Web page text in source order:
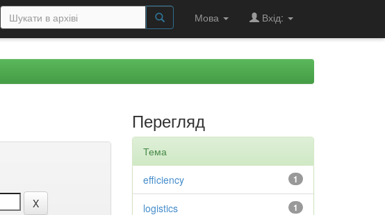
Мова Вхід:
Перегляд
Тема
1
efficiency
1
logistics